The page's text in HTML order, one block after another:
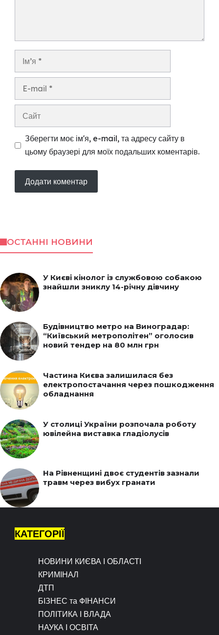
Ім’я
Сайт
Зберегти моє ім'я, e-mail, та адресу сайту в
цьому браузері для моїх подальших коментарів.
ОСТАННІ НОВИНИ
У Києві кінолог із службовою собакою
знайшли зниклу 14-річну дівчину
Будівництво метро на Виноградар:
“Київський метрополітен” оголосив
новий тендер на 80 млн грн
Частина Києва залишилася без
електропостачання через пошкодження
обладнання
У столиці України розпочала роботу
ювілейна виставка гладіолусів
На Рівненщині двоє студентів зазнали
травм через вибух гранати
КАТЕГОРІЇ
НОВИНИ КИЄВА І ОБЛАСТІ
КРИМІНАЛ
ДТП
БІЗНЕС та ФІНАНСИ
ПОЛІТИКА І ВЛАДА
НАУКА І ОСВІТА